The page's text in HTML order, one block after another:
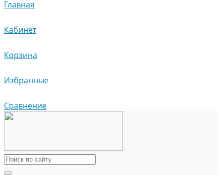
Главная
Кабинет
Корзина
Избранные
Сравнение